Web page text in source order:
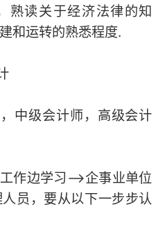
熟读关于经济法律的知
和运转的熟悉程度.
中级会计师，高级会计
作边学习-->企事业单位
员，要从以下一步步认